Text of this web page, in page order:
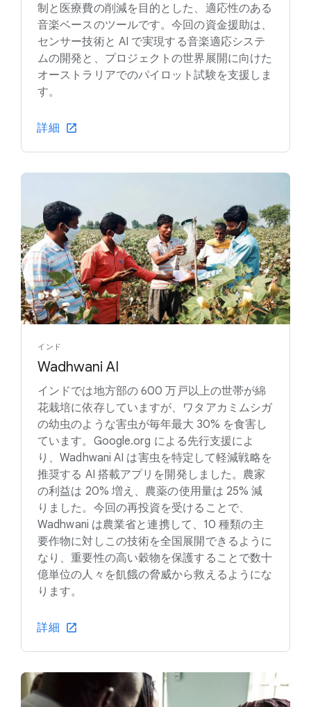
制と医療費の削減を目的とした、適応性のある
音楽ベースのツールです。今回の資金援助は、
センサー技術と AI で実現する音楽適応システ
ムの開発と、プロジェクトの世界展開に向けた
オーストラリアでのパイロット試験を支援しま
す。
詳細
インド
Wadhwani AI
インドでは地方部の 600 万戸以上の世帯が綿
花栽培に依存していますが、ワタアカミムシガ
の幼虫のような害虫が毎年最大 30% を食害し
ています。Google.org による先行支援によ
り、Wadhwani AI は害虫を特定して軽減戦略を
推奨する AI 搭載アプリを開発しました。農家
の利益は 20% 増え、農薬の使用量は 25% 減
りました。今回の再投資を受けることで、
Wadhwani は農業省と連携して、10 種類の主
要作物に対しこの技術を全国展開できるように
なり、重要性の高い穀物を保護することで数十
億単位の人々を飢餓の脅威から救えるようにな
ります。
詳細